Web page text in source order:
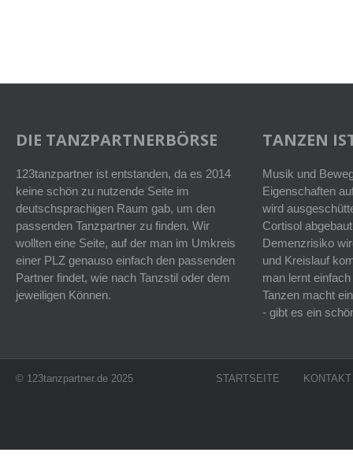
DIE TANZPARTNERBÖRSE
123tanzpartner ist entstanden, da es 2014
keine schön zu nutzende Seite im
deutschsprachigen Raum gab, um den
passenden Tanzpartner zu finden. Wir
wollten eine Seite, auf der man im Umkreis
einer PLZ genauso einfach den passenden
Partner findet, wie nach Tanzstil oder dem
jeweiligen Können.
TANZEN
Musik und
Eigenschaften
wird
Cortisol
Demenzrisiko
und Kreislauf
man lernt
Tanzen macht
- gibt es ein
© 123tanzpartner.de 2025 STARTSEITE